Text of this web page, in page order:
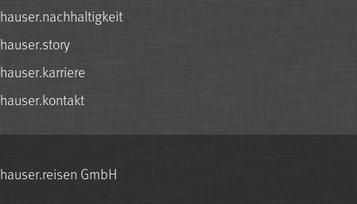
hauser.nachhaltigkeit
hauser.story
hauser.karriere
hauser.kontakt
hauser.reisen GmbH